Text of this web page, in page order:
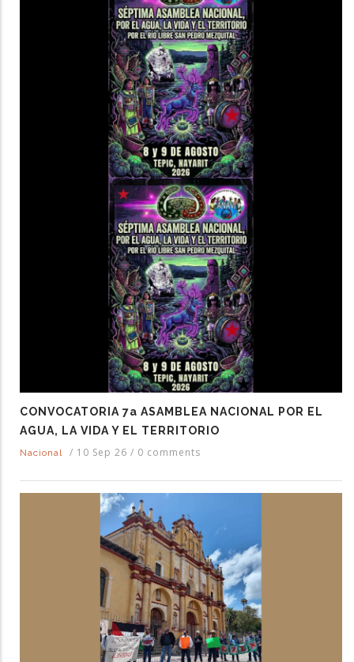
CONVOCATORIA 7a ASAMBLEA NACIONAL POR EL
AGUA, LA VIDA Y EL TERRITORIO
Nacional / 10 Sep 26 / 0 comments